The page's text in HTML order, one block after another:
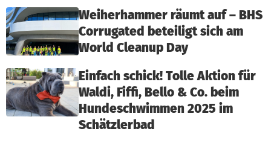
Weiherhammer räumt auf – BHS
Corrugated beteiligt sich am
World Cleanup Day
Einfach schick! Tolle Aktion für
Waldi, Fiffi, Bello & Co. beim
Hundeschwimmen 2025 im
Schätzlerbad